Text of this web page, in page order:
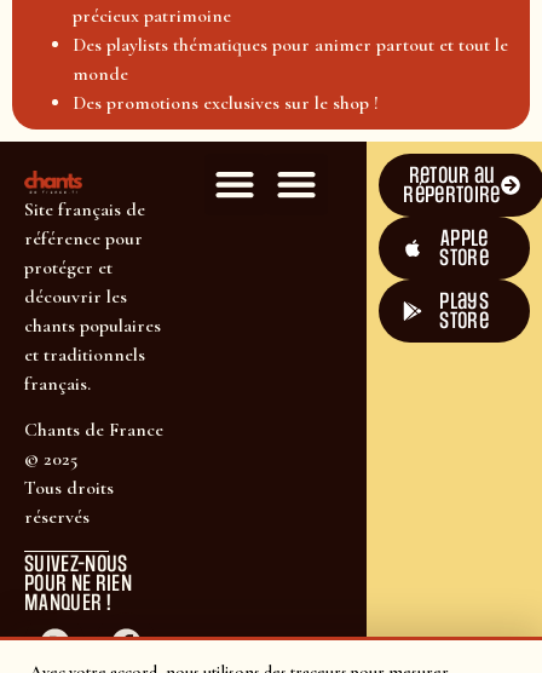
précieux patrimoine
Des playlists thématiques pour animer partout et tout le
monde
Des promotions exclusives sur le shop !
Site français de
référence pour
protéger et
découvrir les
chants populaires
et traditionnels
français.
Chants de France
© 2025
Tous droits
réservés
SUIVEZ-NOUS
POUR NE RIEN
MANQUER !
Retour au
répertoire
Apple
Store
plays
store